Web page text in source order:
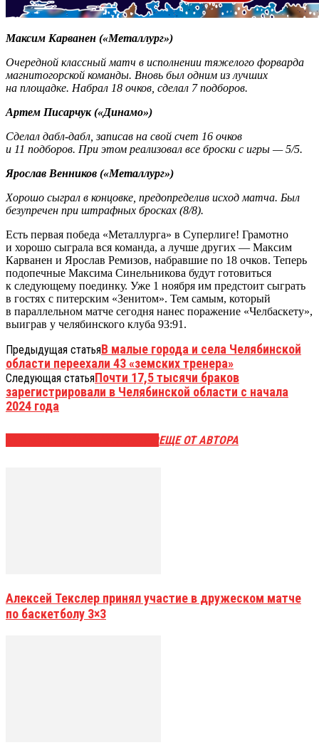
Максим Карванен («Металлург»)
Очередной классный матч в исполнении тяжелого форварда
магнитогорской команды. Вновь был одним из лучших
на площадке. Набрал 18 очков, сделал 7 подборов.
Артем Писарчук («Динамо»)
Сделал дабл-дабл, записав на свой счет 16 очков
и 11 подборов. При этом реализовал все броски с игры — 5/5.
Ярослав Венников («Металлург»)
Хорошо сыграл в концовке, предопределив исход матча. Был
безупречен при штрафных бросках (8/8).
Есть первая победа «Металлурга» в Суперлиге! Грамотно
и хорошо сыграла вся команда, а лучше других — Максим
Карванен и Ярослав Ремизов, набравшие по 18 очков. Теперь
подопечные Максима Синельникова будут готовиться
к следующему поединку. Уже 1 ноября им предстоит сыграть
в гостях с питерским «Зенитом». Тем самым, который
в параллельном матче сегодня нанес поражение «Челбаскету»,
выиграв у челябинского клуба 93:91.
Предыдущая статьяВ малые города и села Челябинской
области переехали 43 «земских тренера»
Следующая статьяПочти 17,5 тысячи браков
зарегистрировали в Челябинской области с начала
2024 года
ЕЩЕ ОТ АВТОРА
Алексей Текслер принял участие в дружеском матче
по баскетболу 3×3